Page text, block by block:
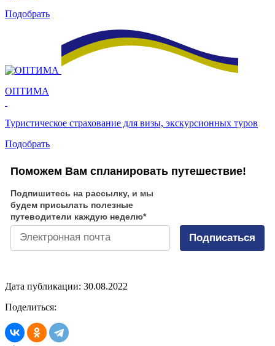
Подобрать
ОПТИМА
Туристическое страхование для визы, экскурсионных туров
Подобрать
Поможем Вам спланировать путешествие!
Подпишитесь на рассылку, и мы
будем присылать полезные
путеводители каждую неделю*
Подписаться
Дата публикации: 30.08.2022
Поделиться: